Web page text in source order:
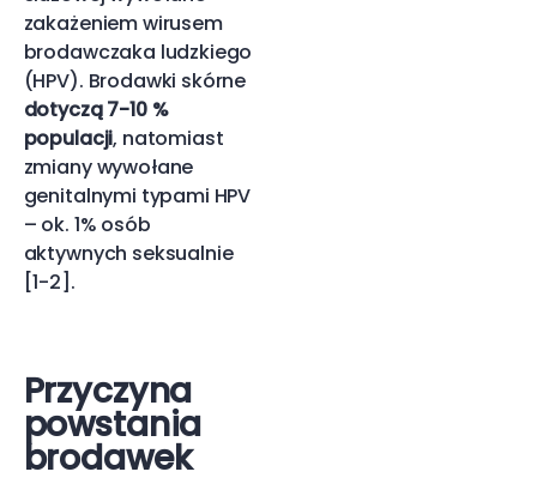
zakażeniem wirusem
brodawczaka ludzkiego
(HPV). Brodawki skórne
dotyczą 7-10 %
populacji, natomiast
zmiany wywołane
genitalnymi typami HPV
– ok. 1% osób
aktywnych seksualnie
[1-2].
Przyczyna
powstania
brodawek